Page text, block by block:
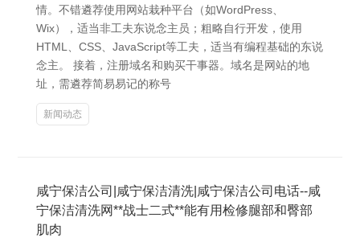
情。不错遴荐使用网站栽种平台（如WordPress、
Wix），适当非工夫东说念主员；粗略自行开发，使用
HTML、CSS、JavaScript等工夫，适当有编程基础的东说
念主。 接着，注册域名和购买干事器。域名是网站的地
址，需遴荐简易易记的称号
新闻动态
咸宁保洁公司|咸宁保洁清洗|咸宁保洁公司电话--咸
宁保洁清洗网**战士二式**能有用检修腿部和臀部
肌肉